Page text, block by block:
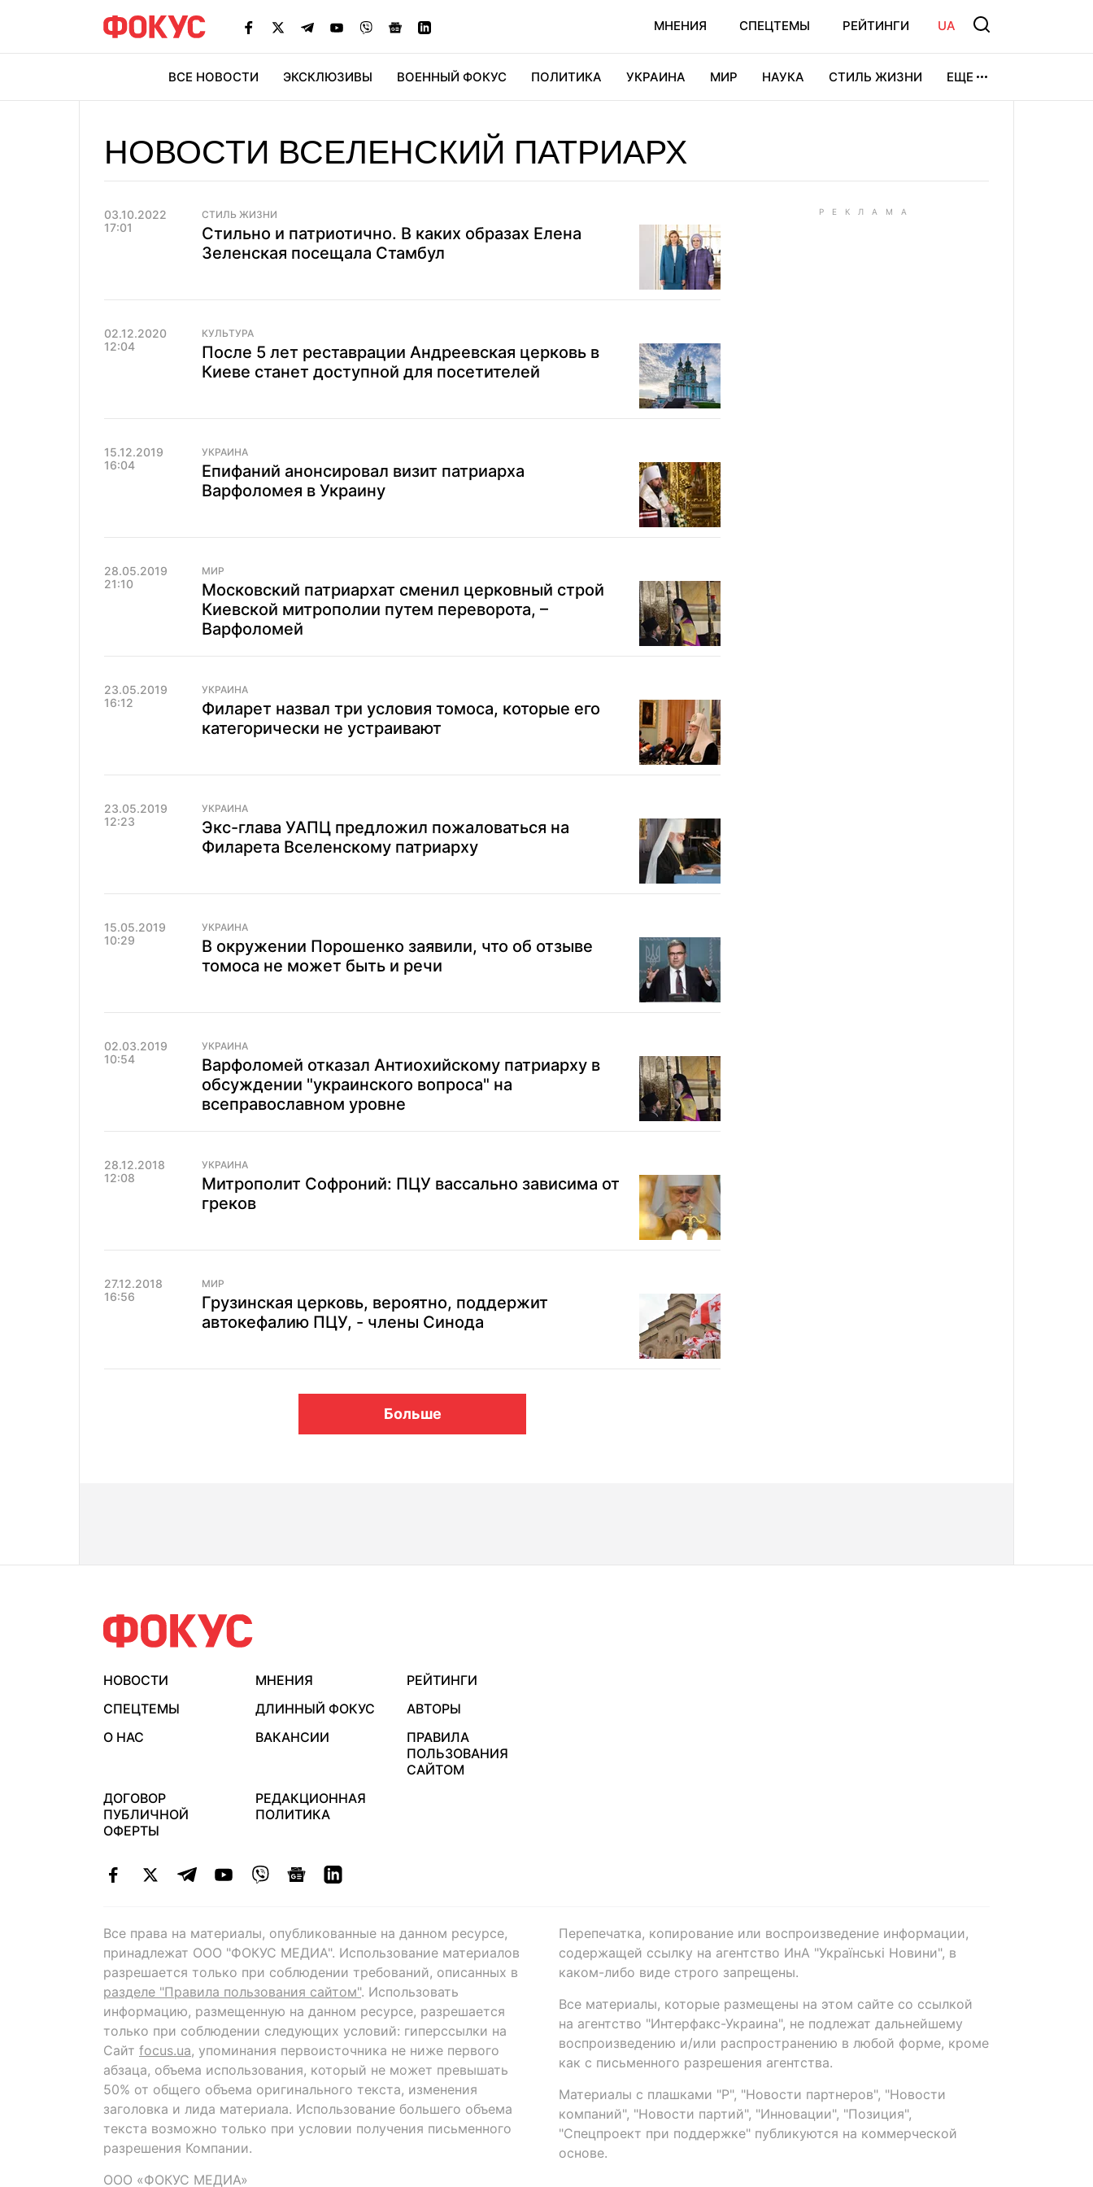
МНЕНИЯ СПЕЦТЕМЫ РЕЙТИНГИ UA
ВСЕ НОВОСТИ ЭКСКЛЮЗИВЫ ВОЕННЫЙ ФОКУС ПОЛИТИКА УКРАИНА МИР НАУКА СТИЛЬ ЖИЗНИ ЕЩЕ
НОВОСТИ ВСЕЛЕНСКИЙ ПАТРИАРХ
03.10.2022
17:01
СТИЛЬ ЖИЗНИ
Стильно и патриотично. В каких образах Елена
Зеленская посещала Стамбул
02.12.2020
12:04
КУЛЬТУРА
После 5 лет реставрации Андреевская церковь в
Киеве станет доступной для посетителей
15.12.2019
16:04
УКРАИНА
Епифаний анонсировал визит патриарха
Варфоломея в Украину
28.05.2019
21:10
МИР
Московский патриархат сменил церковный строй
Киевской митрополии путем переворота, –
Варфоломей
23.05.2019
16:12
УКРАИНА
Филарет назвал три условия томоса, которые его
категорически не устраивают
23.05.2019
12:23
УКРАИНА
Экс-глава УАПЦ предложил пожаловаться на
Филарета Вселенскому патриарху
15.05.2019
10:29
УКРАИНА
В окружении Порошенко заявили, что об отзыве
томоса не может быть и речи
02.03.2019
10:54
УКРАИНА
Варфоломей отказал Антиохийскому патриарху в
обсуждении "украинского вопроса" на
всеправославном уровне
28.12.2018
12:08
УКРАИНА
Митрополит Софроний: ПЦУ вассально зависима от
греков
27.12.2018
16:56
МИР
Грузинская церковь, вероятно, поддержит
автокефалию ПЦУ, - члены Синода
Больше
НОВОСТИ МНЕНИЯ
РЕЙТИНГИ
СПЕЦТЕМЫ
ДЛИННЫЙ ФОКУС
АВТОРЫ
О НАС
ВАКАНСИИ
ПРАВИЛА
ПОЛЬЗОВАНИЯ
САЙТОМ
ДОГОВОР
ПУБЛИЧНОЙ
ОФЕРТЫ
РЕДАКЦИОННАЯ
ПОЛИТИКА
Все права на материалы, опубликованные на данном ресурсе,
принадлежат ООО "ФОКУС МЕДИА". Использование материалов
разрешается только при соблюдении требований, описанных в
разделе "Правила пользования сайтом". Использовать
информацию, размещенную на данном ресурсе, разрешается
только при соблюдении следующих условий: гиперссылки на
Сайт focus.ua, упоминания первоисточника не ниже первого
абзаца, объема использования, который не может превышать
50% от общего объема оригинального текста, изменения
заголовка и лида материала. Использование большего объема
текста возможно только при условии получения письменного
разрешения Компании.
ООО «ФОКУС МЕДИА»
Перепечатка, копирование или воспроизведение информации,
содержащей ссылку на агентство ИнА "Українські Новини", в
каком-либо виде строго запрещены.
Все материалы, которые размещены на этом сайте со ссылкой
на агентство "Интерфакс-Украина", не подлежат дальнейшему
воспроизведению и/или распространению в любой форме, кроме
как с письменного разрешения агентства.
Материалы с плашками "Р", "Новости партнеров", "Новости
компаний", "Новости партий", "Инновации", "Позиция",
"Спецпроект при поддержке" публикуются на коммерческой
основе.